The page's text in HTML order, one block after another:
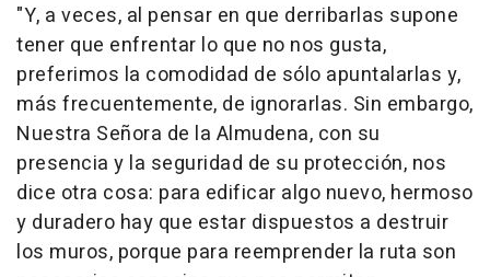
"Y, a veces, al pensar en que derribarlas supone
tener que enfrentar lo que no nos gusta,
preferimos la comodidad de sólo apuntalarlas y,
más frecuentemente, de ignorarlas. Sin embargo,
Nuestra Señora de la Almudena, con su
presencia y la seguridad de su protección, nos
dice otra cosa: para edificar algo nuevo, hermoso
y duradero hay que estar dispuestos a destruir
los muros, porque para reemprender la ruta son